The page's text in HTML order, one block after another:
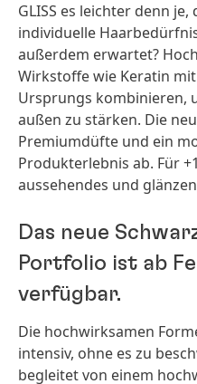
GLISS es leichter denn
individuelle
außerdem erwartet?
Wirkstoffe wie Keratin
Ursprungs kombinieren,
außen zu stärken. Die
Premiumdüfte und ein
Produkterlebnis ab. Für
aussehendes und
Das neue
Portfolio ist ab
verfügbar.
Die hochwirksamen
intensiv, ohne es zu
begleitet von einem